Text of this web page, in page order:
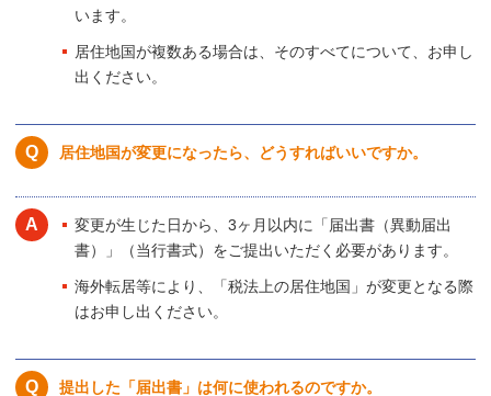
います。
居住地国が複数ある場合は、そのすべてについて、お申し
出ください。
居住地国が変更になったら、どうすればいいですか。
変更が生じた日から、3ヶ月以内に「届出書（異動届出
書）」（当行書式）をご提出いただく必要があります。
海外転居等により、「税法上の居住地国」が変更となる際
はお申し出ください。
提出した「届出書」は何に使われるのですか。